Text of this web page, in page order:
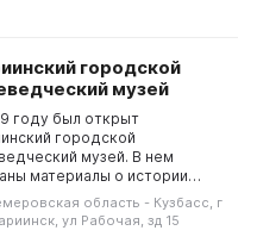
городской
музей
году был открыт
городской
музей. В нем
материалы о истории
и района, а также о природе
района. Фонд музея
в себя 10480 экспонатов.
область - Кузбасс, г
ул Рабочая, зд 15